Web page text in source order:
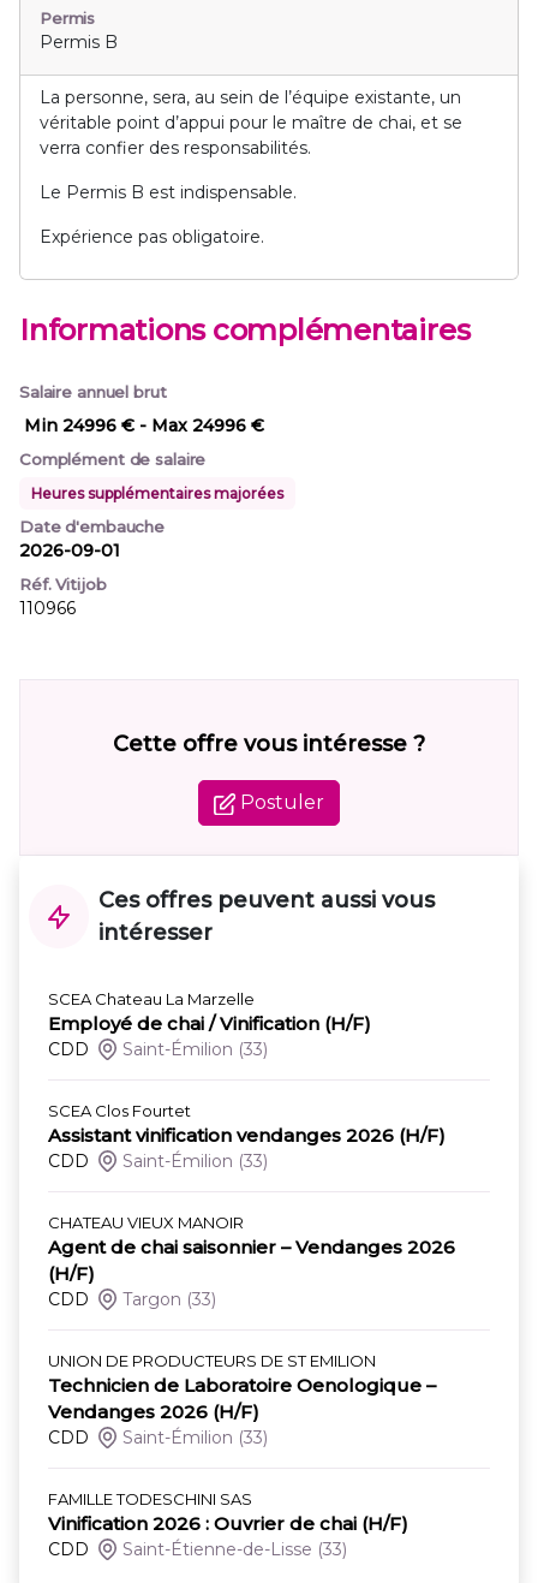
Permis
Permis B
La personne, sera, au sein de l’équipe existante, un
véritable point d’appui pour le maître de chai, et se
verra confier des responsabilités.
Le Permis B est indispensable.
Expérience pas obligatoire.
Informations complémentaires
Salaire annuel brut
Min 24996 € - Max 24996 €
Complément de salaire
Heures supplémentaires majorées
Date d'embauche
2026-09-01
Réf. Vitijob
110966
Cette offre vous intéresse ?
Postuler
Ces offres peuvent aussi vous
intéresser
SCEA Chateau La Marzelle
Employé de chai / Vinification (H/F)
CDD Saint-Émilion (33)
SCEA Clos Fourtet
Assistant vinification vendanges 2026 (H/F)
CDD Saint-Émilion (33)
CHATEAU VIEUX MANOIR
Agent de chai saisonnier – Vendanges 2026
(H/F)
CDD Targon (33)
UNION DE PRODUCTEURS DE ST EMILION
Technicien de Laboratoire Oenologique –
Vendanges 2026 (H/F)
CDD Saint-Émilion (33)
FAMILLE TODESCHINI SAS
Vinification 2026 : Ouvrier de chai (H/F)
CDD Saint-Étienne-de-Lisse (33)